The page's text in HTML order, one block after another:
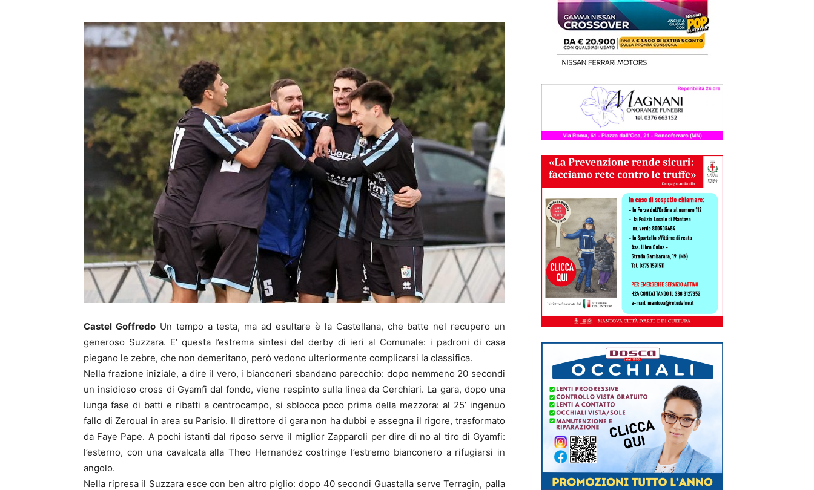
Mantova
Castel GoffredoUn tempo a testa, ma ad esultare è la Castellana, che batte nel recupero un
generoso Suzzara. E’ questa l’estrema sintesi del derby di ieri al Comunale: i padroni di casa
piegano le zebre, che non demeritano, però vedono ulteriormente complicarsi la classifica.
Nella frazione iniziale, a dire il vero, i bianconeri sbandano parecchio: dopo nemmeno 20 secondi
un insidioso cross di Gyamfi dal fondo, viene respinto sulla linea da Cerchiari. La gara, dopo una
lunga fase di batti e ribatti a centrocampo, si sblocca poco prima della mezzora: al 25’ ingenuo
fallo di Zeroual in area su Parisio. Il direttore di gara non ha dubbi e assegna il rigore, trasformato
da Faye Pape. A pochi istanti dal riposo serve il miglior Zapparoli per dire di no al tiro di Gyamfi:
l’esterno, con una cavalcata alla Theo Hernandez costringe l’estremo bianconero a rifugiarsi in
angolo.
Nella ripresa il Suzzara esce con ben altro piglio: dopo 40 secondi Guastalla serve Terragin, palla